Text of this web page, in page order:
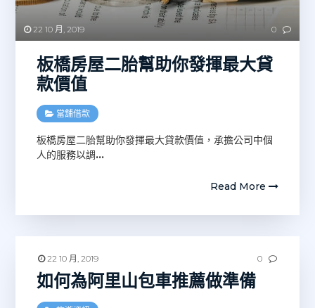
22 10 月, 2019 0
板橋房屋二胎幫助你發揮最大貸
款價值
當舖借款
板橋房屋二胎幫助你發揮最大貸款價值，承擔公司中個
人的服務以調…
Read More
22 10 月, 2019 0
如何為阿里山包車推薦做準備